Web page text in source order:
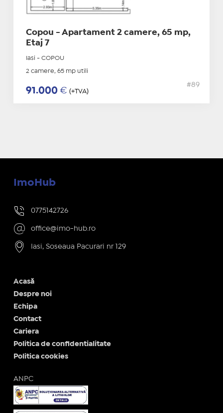
Copou - Apartament 2 camere, 65 mp,
Etaj 7
Iasi - COPOU
2 camere, 65 mp utili
91.000 € (+TVA)
#89
ImoHub
0775142726
office@imo-hub.ro
Iasi, Soseaua Pacurari nr 129
Acasă
Despre noi
Echipa
Contact
Cariera
Politica de confidentialitate
Politica cookies
ANPC